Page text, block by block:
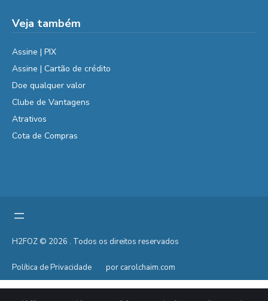
Veja também
Assine | PIX
Assine | Cartão de crédito
Doe qualquer valor
Clube de Vantagens
Atrativos
Cota de Compras
H2FOZ © 2026 . Todos os direitos reservados
Política de Privacidade por carolchaim.com